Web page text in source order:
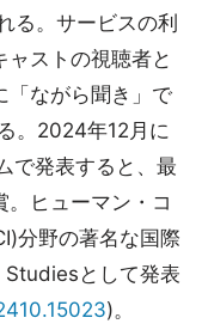
る。サービスの利
ャストの視聴者と
「ながら聞き」で
。2024年12月に
で発表すると、最
ヒューマン・コ
分野の著名な国際
として発表
)。